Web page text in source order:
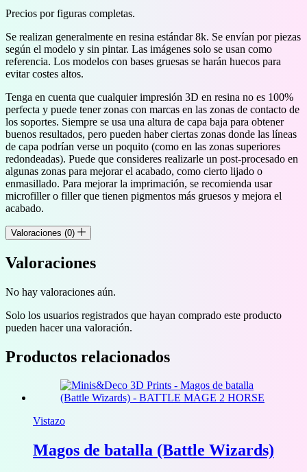
Precios por figuras completas.
Se realizan generalmente en resina estándar 8k. Se envían por piezas
según el modelo y sin pintar. Las imágenes solo se usan como
referencia. Los modelos con bases gruesas se harán huecos para
evitar costes altos.
Tenga en cuenta que cualquier impresión 3D en resina no es 100%
perfecta y puede tener zonas con marcas en las zonas de contacto de
los soportes. Siempre se usa una altura de capa baja para obtener
buenos resultados, pero pueden haber ciertas zonas donde las líneas
de capa podrían verse un poquito (como en las zonas superiores
redondeadas). Puede que consideres realizarle un post-procesado en
algunas zonas para mejorar el acabado, como cierto lijado o
enmasillado. Para mejorar la imprimación, se recomienda usar
microfiller o filler que tienen pigmentos más gruesos y mejora el
acabado.
Valoraciones (0)
Valoraciones
No hay valoraciones aún.
Solo los usuarios registrados que hayan comprado este producto
pueden hacer una valoración.
Productos relacionados
Vistazo
Magos de batalla (Battle Wizards)